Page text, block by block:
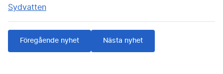
Sydvatten
Föregående nyhet Nästa nyhet